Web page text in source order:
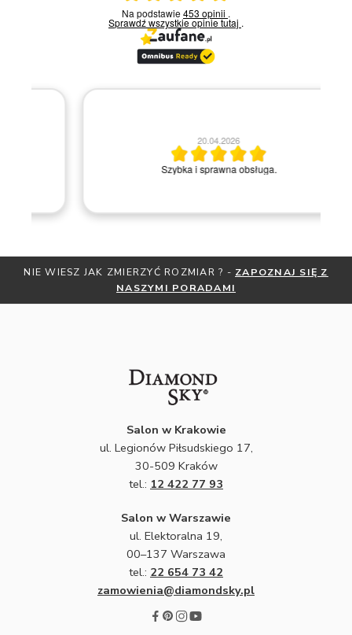
Na podstawie453 opinii .
Sprawdź wszystkie opinietutaj .
Szybka i sprawna obsługa.
NIE WIESZ JAK ZMIERZYĆ ROZMIAR ? - ZAPOZNAJ SIĘ Z
NASZYMI PORADAMI
Salon w Krakowie
ul. Legionów Piłsudskiego 17,
30-509 Kraków
tel.: 12 422 77 93
Salon w Warszawie
ul. Elektoralna 19,
00–137 Warszawa
tel.: 22 654 73 42
zamowienia@diamondsky.pl